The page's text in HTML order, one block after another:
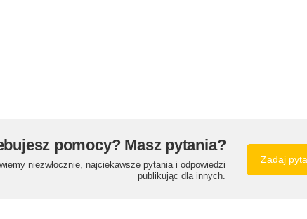
pomocy? Masz pytania?
niezwłocznie, najciekawsze pytania i odpowiedzi
publikując dla innych.
Zadaj